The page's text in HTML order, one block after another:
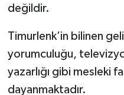
değildir.
Timurlenk’in bilinen
yorumculuğu,
yazarlığı gibi mesleki
dayanmaktadır.